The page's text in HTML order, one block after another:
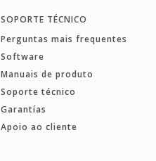
SOPORTE TÉCNICO
Perguntas mais frequentes
Software
Manuais de produto
Soporte técnico
Garantías
Apoio ao cliente